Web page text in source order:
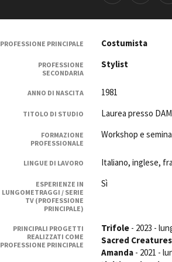
Amministrazione trasparente
Sostenibilità ambientale
SERVIZI
Servizi generali
Spazi nella sede FCTP
Sala Paolo Tenna
FILM FUNDS
Piemonte Film Tv Fund
Piemonte Film Tv
Piemonte Doc Film Fund
Short Film Fund
PROFESSIONE PRINCIPALE Costumista
PROFESSIONE
SECONDARIA
Stylist
ANNO DI NASCITA 1981
TITOLO DI STUDIO Laurea presso
FORMAZIONE
PROFESSIONALE
Workshop e
LINGUE DI LAVORO Italiano, inglese,
ESPERIENZE IN
LUNGOMETRAGGI / SERIE
TV (PROFESSIONE
PRINCIPALE)
Sì
PRINCIPALI PROGETTI
REALIZZATI COME
PROFESSIONE PRINCIPALE
Trifole- 2023 -
Sacred Creatures
Amanda- 2021 -